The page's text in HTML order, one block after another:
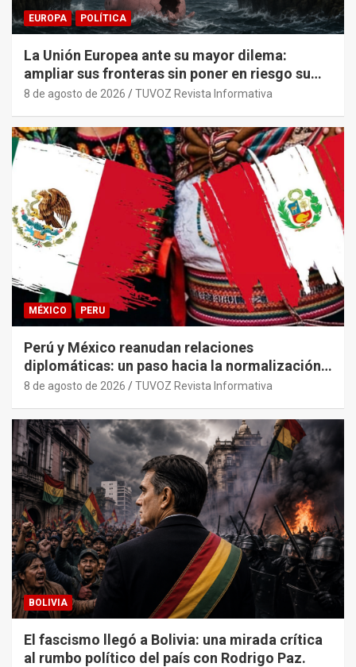
EUROPA POLÍTICA
La Unión Europea ante su mayor dilema:
ampliar sus fronteras sin poner en riesgo su
sostenibilidad económica.
8 de agosto de 2026 TUVOZ Revista Informativa
MÉXICO PERU
Perú y México reanudan relaciones
diplomáticas: un paso hacia la normalización
tras años de tensión
8 de agosto de 2026 TUVOZ Revista Informativa
BOLIVIA
El fascismo llegó a Bolivia: una mirada crítica
al rumbo político del país con Rodrigo Paz.